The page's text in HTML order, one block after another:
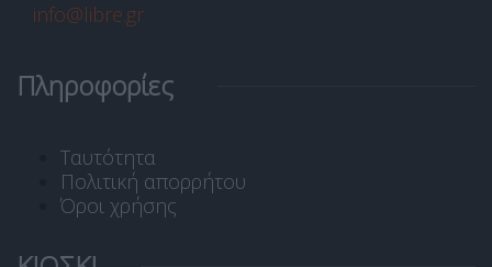
info@libre.gr
Πληροφορίες
Ταυτότητα
Πολιτική απορρήτου
Όροι χρήσης